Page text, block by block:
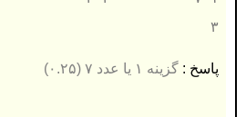
۳
پاسخ : گزینه ۱ یا عدد ۷ (۰.۲۵)